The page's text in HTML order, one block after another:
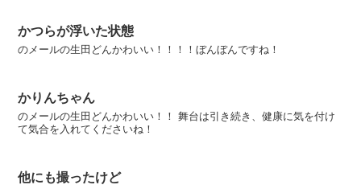
かつらが浮いた状態
のメールの生田どんかわいい！！！！ぼんぼんですね！
かりんちゃん
のメールの生田どんかわいい！！ 舞台は引き続き、健康に気を付け
て気合を入れてくださいね！
他にも撮ったけど